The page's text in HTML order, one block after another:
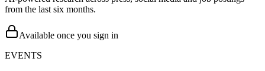
from the last six months.
Available once you sign in
EVENTS